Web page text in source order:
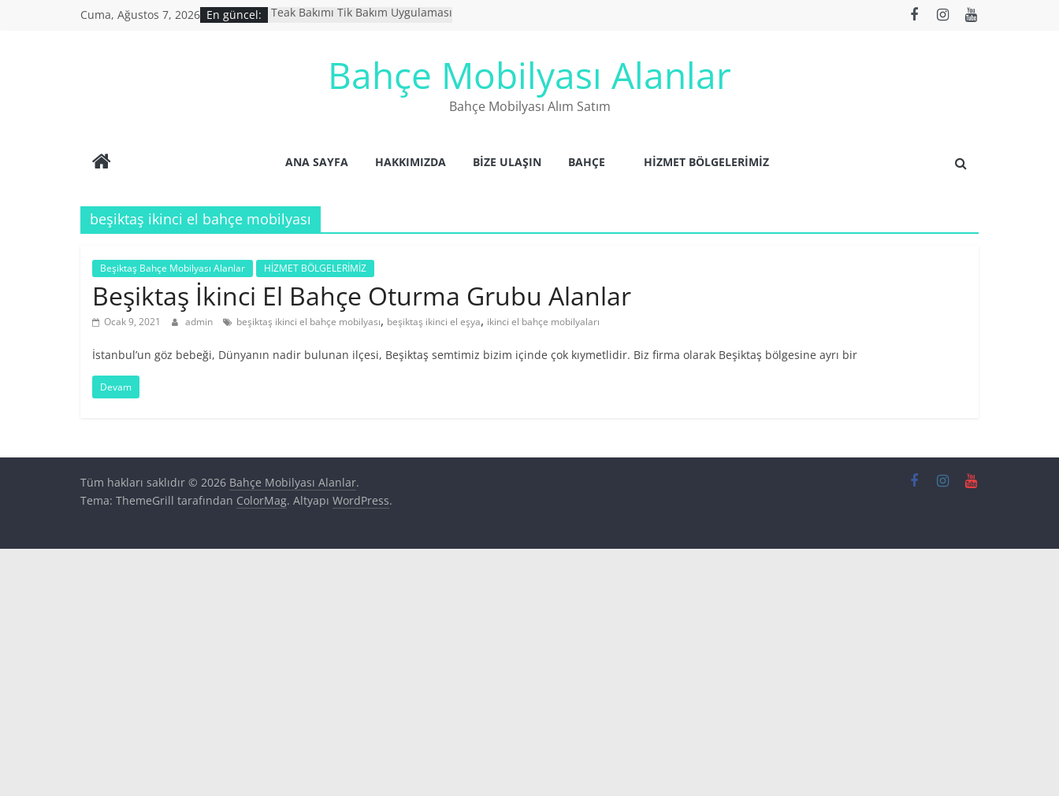
Cuma, Ağustos 7, 2026 En güncel:
Teak Bakımı Tik Bakım Uygulaması
İkinci El Eşya Alanlar
Ucuz Bahçe mobilyaları
Bahçe Mobilyası Alanlar
Bahçe Mobilyası Alım Satım
ANA SAYFA HAKKIMIZDA BIZE ULAŞIN BAHÇE HİZMET BÖLGELERİMİZ
beşiktaş ikinci el bahçe mobilyası
Beşiktaş Bahçe Mobilyası Alanlar HİZMET BÖLGELERİMİZ
Beşiktaş İkinci El Bahçe Oturma Grubu Alanlar
Ocak 9, 2021 admin beşiktaş ikinci el bahçe mobilyası, beşiktaş ikinci el eşya, ikinci el bahçe mobilyaları
İstanbul’un göz bebeği, Dünyanın nadir bulunan ilçesi, Beşiktaş semtimiz bizim içinde çok kıymetlidir. Biz firma olarak Beşiktaş bölgesine ayrı bir
Devam
Tüm hakları saklıdır © 2026 Bahçe Mobilyası Alanlar.
Tema: ThemeGrill tarafından ColorMag. Altyapı WordPress.